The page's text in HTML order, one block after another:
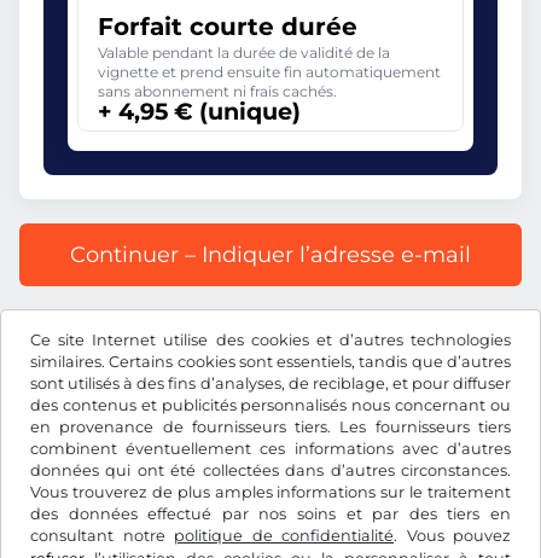
Ce site Internet utilise des cookies et d’autres technologies
similaires. Certains cookies sont essentiels, tandis que d’autres
sont utilisés à des fins d’analyses, de reciblage, et pour diffuser
des contenus et publicités personnalisés nous concernant ou
en provenance de fournisseurs tiers. Les fournisseurs tiers
combinent éventuellement ces informations avec d’autres
données qui ont été collectées dans d’autres circonstances.
Vous trouverez de plus amples informations sur le traitement
des données effectué par nos soins et par des tiers en
consultant notre politique de confidentialité. Vous pouvez
Forfait courte durée
Valable pendant la durée de validité de la
vignette et prend ensuite fin automatiquement
sans abonnement ni frais cachés.
+ 4,95 € (unique)
Continuer – Indiquer l’adresse e-mail
compris les frais d’enregistrement et la TVA.
€EUR
Facebook Instagram